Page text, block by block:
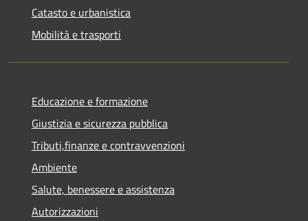
Catasto e urbanistica
Mobilità e trasporti
Educazione e formazione
Giustizia e sicurezza pubblica
Tributi,finanze e contravvenzioni
Ambiente
Salute, benessere e assistenza
Autorizzazioni